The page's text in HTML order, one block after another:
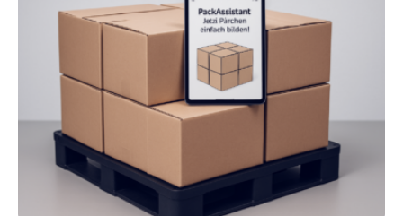
anderen Maschinen übertragen. Eine Falzmaschine
umzurüsten ist ein Job für echte Profis. Eine solche
Maschine faltet in Druckereien Broschüren, Prospekte,
Landkarten und vieles mehr – mehrere Zehntausend
Exemplare pro Stunde. Je nach Maschinentyp und
Auftrag kann das Umrüsten…